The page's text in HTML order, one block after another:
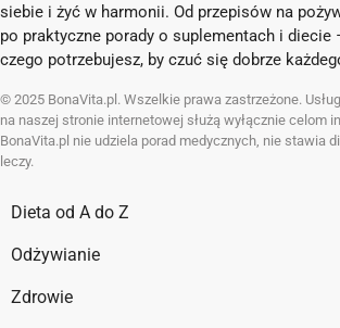
siebie i żyć w harmonii. Od przepisów na
po praktyczne porady o suplementach i diecie
czego potrzebujesz, by czuć się dobrze
© 2025 BonaVita.pl. Wszelkie prawa zastrzeżone.
na naszej stronie internetowej służą wyłącznie celom
BonaVita.pl nie udziela porad medycznych, nie stawia
leczy.
Dieta od A do Z
Odżywianie
Zdrowie